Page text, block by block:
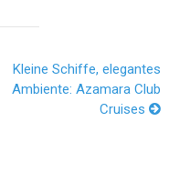
Kleine Schiffe, elegantes
Ambiente: Azamara Club
Cruises